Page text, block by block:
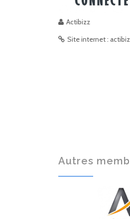
Actibizz
Site internet :
Autres